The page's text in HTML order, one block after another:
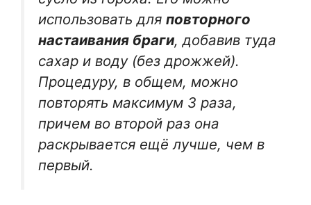
использовать для повторного
настаивания браги, добавив туда
сахар и воду (без дрожжей).
Процедуру, в общем, можно
повторять максимум 3 раза,
причем во второй раз она
раскрывается ещё лучше, чем в
первый.